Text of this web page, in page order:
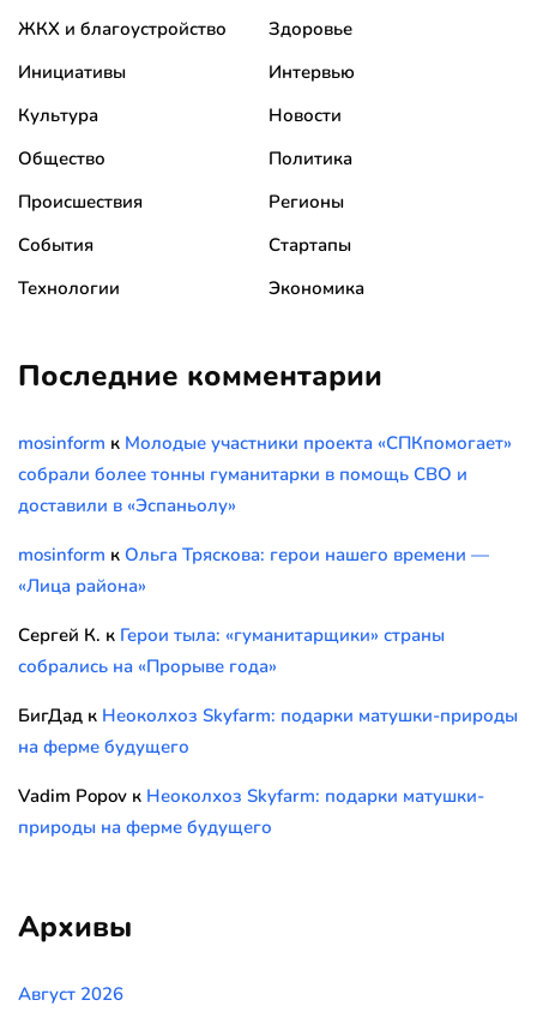
ЖКХ и благоустройство
Здоровье
Инициативы
Интервью
Культура
Новости
Общество
Политика
Происшествия
Регионы
События
Стартапы
Технологии
Экономика
Последние комментарии
mosinform к Молодые участники проекта «СПКпомогает»
собрали более тонны гуманитарки в помощь СВО и
доставили в «Эспаньолу»
mosinform к Ольга Тряскова: герои нашего времени —
«Лица района»
Сергей К. к Герои тыла: «гуманитарщики» страны
собрались на «Прорыве года»
БигДад к Неоколхоз Skyfarm: подарки матушки-природы
на ферме будущего
Vadim Popov к Неоколхоз Skyfarm: подарки матушки-
природы на ферме будущего
Архивы
Август 2026